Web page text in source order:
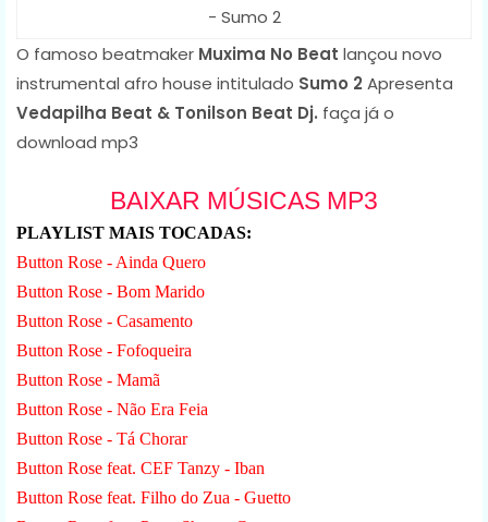
- Sumo 2
O famoso beatmaker Muxima No Beat lançou novo
instrumental afro house intitulado Sumo 2Apresenta
Vedapilha Beat & Tonilson Beat Dj. faça já o
download mp3
BAIXAR MÚSICAS MP3
PLAYLIST MAIS TOCADAS:
Button Rose - Ainda Quero
Button Rose - Bom Marido
Button Rose - Casamento
Button Rose - Fofoqueira
Button Rose - Mamã
Button Rose - Não Era Feia
Button Rose - Tá Chorar
Button Rose feat. CEF Tanzy - Iban
Button Rose feat. Filho do Zua - Guetto